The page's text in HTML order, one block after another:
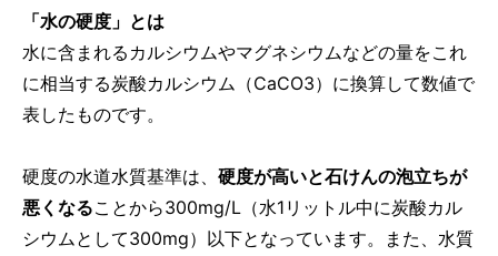
「水の硬度」とは
水に含まれるカルシウムやマグネシウムなどの量をこれ
に相当する炭酸カルシウム（CaCO3）に換算して数値で
表したものです。
硬度の水道水質基準は、 硬度が高いと石けんの泡立ちが
悪くなることから300mg/L（水1リットル中に炭酸カル
シウムとして300mg）以下となっています。また、水質